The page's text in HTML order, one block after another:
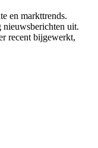
en markttrends.
nieuwsberichten uit.
recent bijgewerkt,